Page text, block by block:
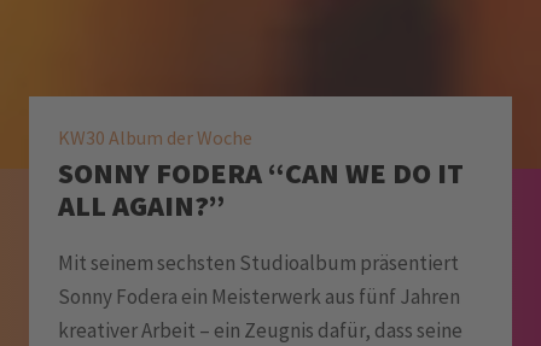
KW30 Album der Woche
SONNY FODERA “CAN WE DO IT
ALL AGAIN?”
Mit seinem sechsten Studioalbum präsentiert
Sonny Fodera ein Meisterwerk aus fünf Jahren
kreativer Arbeit – ein Zeugnis dafür, dass seine